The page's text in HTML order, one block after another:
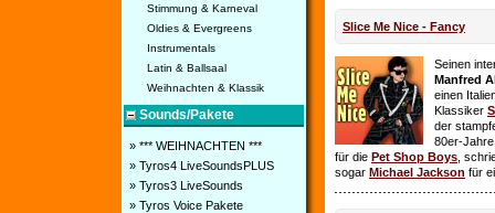
Stimmung & Karneval
Oldies & Evergreens
Instrumentals
Latin & Ballsaal
Weihnachten & Klassik
Sounds/Pakete
» *** WEIHNACHTEN ***
» Tyros4 LiveSoundsPLUS
» Tyros3 LiveSounds
» Tyros Voice Pakete
Slice Me Nice - Fancy
Seinen
Manfred
einen
Klassiker
der
80er-
für die Pet Shop Boys ,
sogar Michael Jackson für